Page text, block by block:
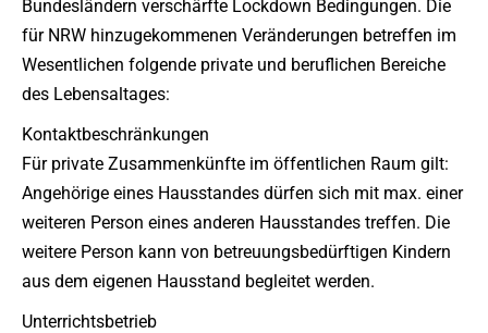
Bundesländern verschärfte Lockdown Bedingungen. Die
für NRW hinzugekommenen Veränderungen betreffen im
Wesentlichen folgende private und beruflichen Bereiche
des Lebensaltages:
Kontaktbeschränkungen
Für private Zusammenkünfte im öffentlichen Raum gilt:
Angehörige eines Hausstandes dürfen sich mit max. einer
weiteren Person eines anderen Hausstandes treffen. Die
weitere Person kann von betreuungsbedürftigen Kindern
aus dem eigenen Hausstand begleitet werden.
Unterrichtsbetrieb